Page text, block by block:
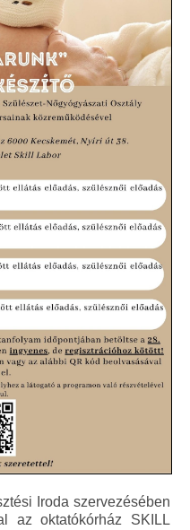
Iroda szervezésében
az oktatókórház SKILL